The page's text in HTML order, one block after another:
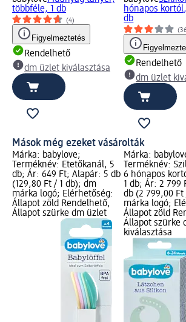
többféle, 1 db
(4)
Figyelmeztetés
Rendelhető
dm üzlet kiválasztása
hónapos
db
Rendelhető
dm üzlet
Mások még ezeket vásárolták
Márka: babylove;
Terméknév: Etetőkanál, 5
db; Ár: 649 Ft; Alapár: 5 db
(129,80 Ft / 1 db); dm
márka logó; Elérhetőség:
Állapot zöld Rendelhető,
Állapot szürke dm üzlet
Márka:
Terméknév:
6 hónapos
1 db; Ár: 2 799
db (2 799,00
márka logó;
Állapot zöld
Állapot szürke
kiválasztása